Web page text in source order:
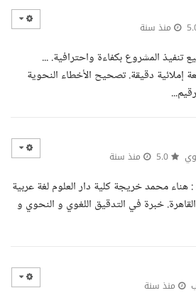
منذ سنة
المشروع بكفاءة واحترافية. ...
إملائية دقيقة. تصحيح الأخطاء النحوية
منذ سنة
هناء محمد خريجة كلية دار العلوم لغة عربية
خبرة في التدقيق اللغوي و النحوي و
منذ سنة